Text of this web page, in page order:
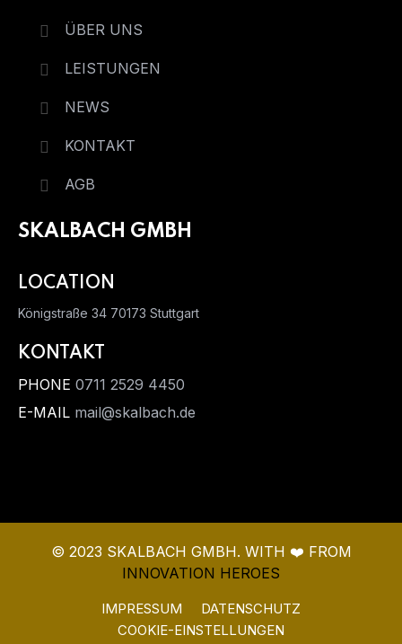
ÜBER UNS
LEISTUNGEN
NEWS
KONTAKT
AGB
SKALBACH GMBH
LOCATION
Königstraße 34 70173 Stuttgart
KONTAKT
PHONE 0711 2529 4450
E-MAIL mail@skalbach.de
© 2023 SKALBACH GMBH. WITH ❤️ FROM
INNOVATION HEROES
IMPRESSUM
DATENSCHUTZ
COOKIE-EINSTELLUNGEN